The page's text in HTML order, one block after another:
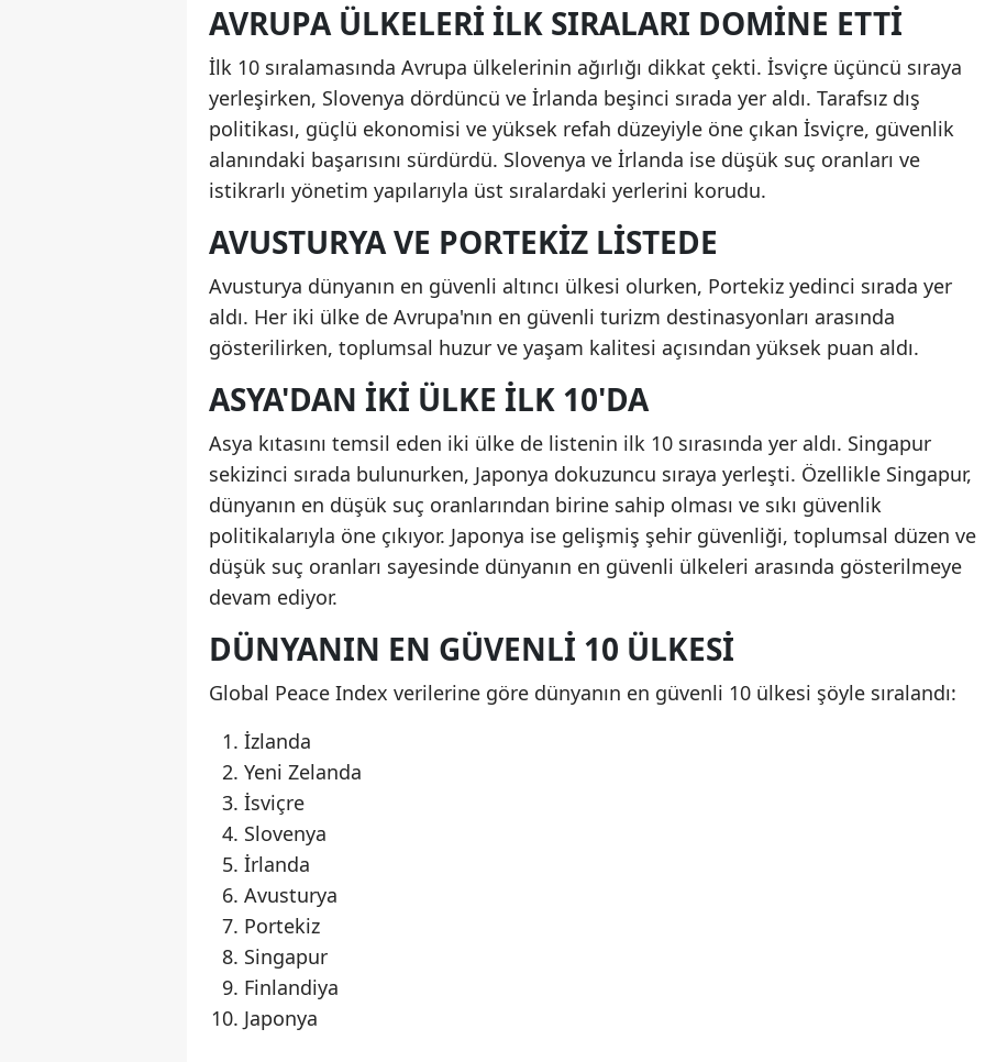
AVRUPA ÜLKELERI ILK SIRALARI DOMINE ETTI
İlk 10 sıralamasında Avrupa ülkelerinin ağırlığı dikkat çekti. İsviçre üçüncü sıraya
yerleşirken, Slovenya dördüncü ve İrlanda beşinci sırada yer aldı. Tarafsız dış
politikası, güçlü ekonomisi ve yüksek refah düzeyiyle öne çıkan İsviçre, güvenlik
alanındaki başarısını sürdürdü. Slovenya ve İrlanda ise düşük suç oranları ve
istikrarlı yönetim yapılarıyla üst sıralardaki yerlerini korudu.
AVUSTURYA VE PORTEKIZ LISTEDE
Avusturya dünyanın en güvenli altıncı ülkesi olurken, Portekiz yedinci sırada yer
aldı. Her iki ülke de Avrupa'nın en güvenli turizm destinasyonları arasında
gösterilirken, toplumsal huzur ve yaşam kalitesi açısından yüksek puan aldı.
ASYA'DAN IKI ÜLKE ILK 10'DA
Asya kıtasını temsil eden iki ülke de listenin ilk 10 sırasında yer aldı. Singapur
sekizinci sırada bulunurken, Japonya dokuzuncu sıraya yerleşti. Özellikle Singapur,
dünyanın en düşük suç oranlarından birine sahip olması ve sıkı güvenlik
politikalarıyla öne çıkıyor. Japonya ise gelişmiş şehir güvenliği, toplumsal düzen ve
düşük suç oranları sayesinde dünyanın en güvenli ülkeleri arasında gösterilmeye
devam ediyor.
DÜNYANIN EN GÜVENLI 10 ÜLKESI
Global Peace Index verilerine göre dünyanın en güvenli 10 ülkesi şöyle sıralandı:
İzlanda
Yeni Zelanda
İsviçre
Slovenya
İrlanda
Avusturya
Portekiz
Singapur
Finlandiya
Japonya